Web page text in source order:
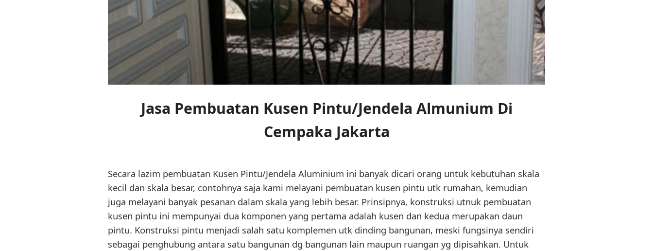
Jasa Pembuatan Kusen Pintu/Jendela Almunium Di
Cempaka Jakarta
Secara lazim pembuatan Kusen Pintu/Jendela Aluminium ini banyak dicari orang untuk kebutuhan skala
kecil dan skala besar, contohnya saja kami melayani pembuatan kusen pintu utk rumahan, kemudian
juga melayani banyak pesanan dalam skala yang lebih besar. Prinsipnya, konstruksi utnuk pembuatan
kusen pintu ini mempunyai dua komponen yang pertama adalah kusen dan kedua merupakan daun
pintu. Konstruksi pintu menjadi salah satu komplemen utk dinding bangunan, meski fungsinya sendiri
sebagai penghubung antara satu bangunan dg bangunan lain maupun ruangan yg dipisahkan. Untuk